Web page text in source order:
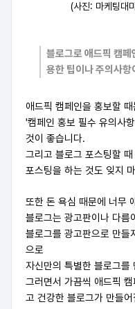
(사진: 마케팅대
블로그로 애드픽 캠페
용한 팁이나 주의사
애드픽 캠페인을 홍보할
'캠페인 홍보 필수 유의사
것이 좋습니다.
그리고 블로그 포스팅할
포스팅을 하는 것도 잊지
또한 돈 욕심 때문에 너무
블로그는 광고판이나 다름
블로그를 광고판으로 만들
으로
자신만의 특별한 블로그를
그러면서 가끔씩 애드픽
고 건강한 블로그가 만들